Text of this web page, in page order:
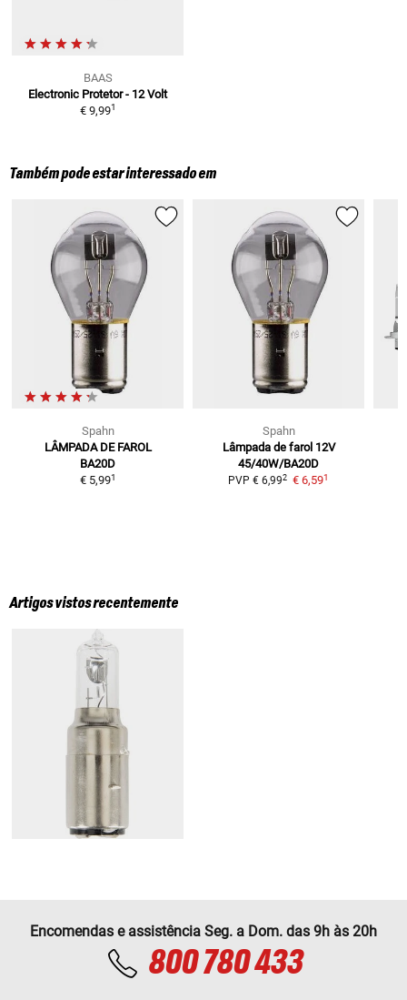
BAAS
Electronic Protetor - 12 Volt
€ 9,991
Também pode estar interessado em
Spahn
LÂMPADA DE FAROL
BA20D
€ 5,991
Spahn
Lâmpada de farol 12V
45/40W/BA20D
PVP € 6,992 € 6,591
Artigos vistos recentemente
Encomendas e assistência Seg. a Dom. das 9h às 20h
800 780 433